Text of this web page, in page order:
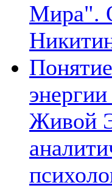
Мира".
Живой